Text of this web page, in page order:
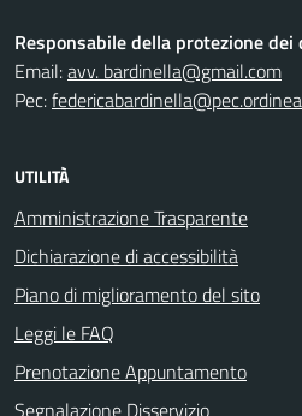
Responsabile della protezione dei
Email:avv. bardinella@gmail.com
Pec:
UTILITÀ
Amministrazione Trasparente
Dichiarazione di accessibilità
Piano di miglioramento del sito
Leggi le FAQ
Prenotazione Appuntamento
Segnalazione Disservizio